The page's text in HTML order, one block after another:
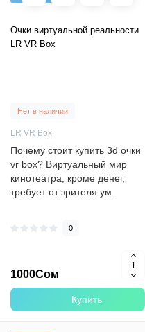
Очки виртуальной реальности
LR VR Box
Нет в наличии
LR VR Box
Почему стоит купить 3d очки
vr box? Виртуальный мир
кинотеатра, кроме денег,
требует от зрителя ум..
0
1000Сом
Купить